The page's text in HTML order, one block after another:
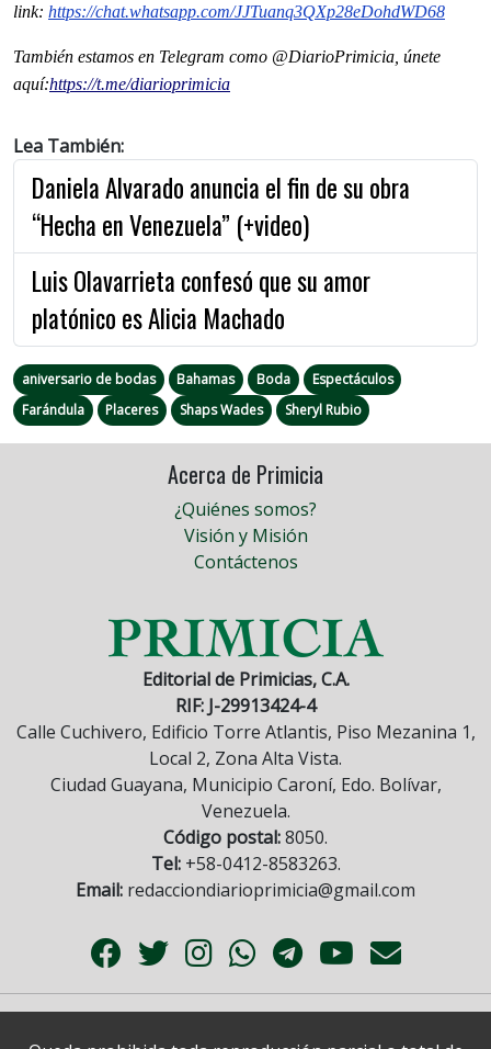
link: https://chat.whatsapp.com/JJTuanq3QXp28eDohdWD68
También estamos en Telegram como @DiarioPrimicia, únete
aquí:https://t.me/diarioprimicia
Lea También:
Daniela Alvarado anuncia el fin de su obra
“Hecha en Venezuela” (+video)
Luis Olavarrieta confesó que su amor
platónico es Alicia Machado
aniversario de bodas Bahamas Boda
Espectáculos
Farándula
Placeres Shaps Wades Sheryl Rubio
Acerca de Primicia
¿Quiénes somos?
Visión y Misión
Contáctenos
Editorial de Primicias, C.A.
RIF: J-29913424-4
Calle Cuchivero, Edificio Torre Atlantis, Piso Mezanina 1,
Local 2, Zona Alta Vista.
Ciudad Guayana, Municipio Caroní, Edo. Bolívar,
Venezuela.
Código postal:8050.
Tel:+58-0412-8583263.
Email: redacciondiarioprimicia@gmail.com